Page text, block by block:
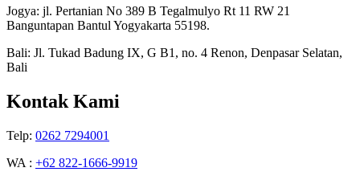
Jogya: jl. Pertanian No 389 B Tegalmulyo Rt 11 RW 21
Banguntapan Bantul Yogyakarta 55198.
Bali: Jl. Tukad Badung IX, G B1, no. 4 Renon, Denpasar Selatan,
Bali
Kontak Kami
Telp: 0262 7294001
WA : +62 822-1666-9919